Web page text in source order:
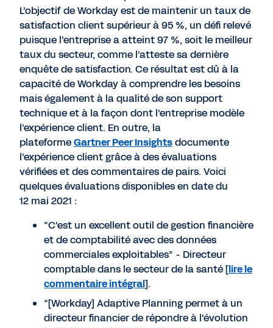
L’objectif de Workday est de maintenir un taux de
satisfaction client supérieur à 95 %, un défi relevé
puisque l’entreprise a atteint 97 %, soit le meilleur
taux du secteur, comme l’atteste sa dernière
enquête de satisfaction. Ce résultat est dû à la
capacité de Workday à comprendre les besoins
mais également à la qualité de son support
technique et à la façon dont l’entreprise modèle
l’expérience client. En outre, la
plateformeGartner Peer Insightsdocumente
l’expérience client grâce à des évaluations
vérifiées et des commentaires de pairs. Voici
quelques évaluations disponibles en date du
12 mai 2021 :
“C'est un excellent outil de gestion financière
et de comptabilité avec des données
commerciales exploitables” - Directeur
comptable dans le secteur de la santé [lire le
commentaire intégral].
“[Workday] Adaptive Planning permet à un
directeur financier de répondre à l'évolution